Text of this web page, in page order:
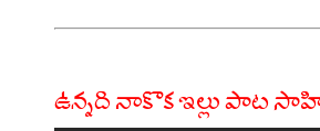
ఉన్నది నాకొక ఇల్లు పాట